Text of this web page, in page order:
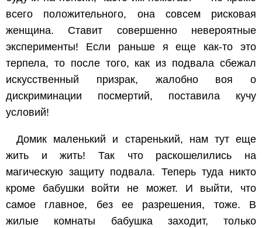
всего положительного, она совсем рисковая
женщина. Ставит совершенно невероятные
эксперименты! Если раньше я еще как-то это
терпела, то после того, как из подвала сбежал
искусственный призрак, жалобно воя о
дискриминации посмертий, поставила кучу
условий!
Домик маленький и старенький, нам тут еще
жить и жить! Так что раскошелились на
магическую защиту подвала. Теперь туда никто
кроме бабушки войти не может. И выйти, что
самое главное, без ее разрешения, тоже. В
жилые комнаты бабушка заходит, только